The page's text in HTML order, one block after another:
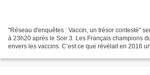
"Réseau d'enquêtes : Vaccin, un trésor contesté"
à 23h20 après le Soir 3. Les Français champions
envers les vaccins. C’est ce que révélait en 2016